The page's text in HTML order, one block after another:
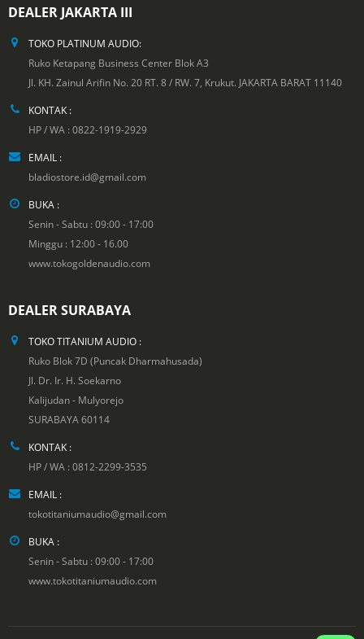
DEALER JAKARTA III
TOKO PLATINUM AUDIO:
Ruko Ketapang Business Center Blok A3
Jl. KH. Zainul Arifin No. 20 RT. 8 / RW. 7, Krukut. JAKARTA BARAT 11140
KONTAK :
HP / WA : 0822-1919-2929
EMAIL :
bladiostore.id@gmail.com
BUKA :
Senin - Sabtu : 09:00 - 17:00
Minggu : 12:00 - 16.00
www.tokogoldenaudio.com
DEALER SURABAYA
TOKO TITANIUM AUDIO :
Ruko Blok 7D (Puncak Dharmahusada)
Jl. Dr. Ir. H. Soekarno
Kalijudan - Mulyorejo
SURABAYA 60114
KONTAK :
HP / WA : 0812-2299-3535
EMAIL :
tokotitaniumaudio@gmail.com
BUKA :
Senin - Sabtu : 09:00 - 17:00
www.tokotitaniumaudio.com